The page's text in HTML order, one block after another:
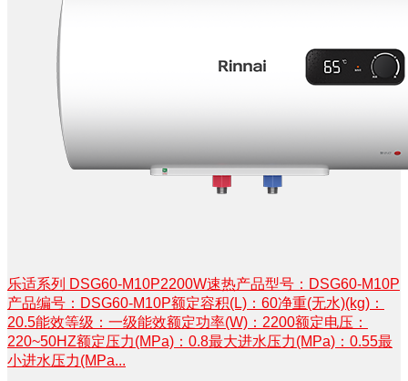
乐适系列 DSG60-M10P2200W速热产品型号：DSG60-M10P
产品编号：DSG60-M10P额定容积(L)：60净重(无水)(kg)：
20.5能效等级：一级能效额定功率(W)：2200额定电压：
220~50HZ额定压力(MPa)：0.8最大进水压力(MPa)：0.55最
小进水压力(MPa...